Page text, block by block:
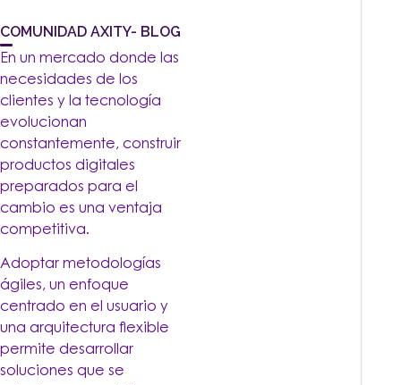
COMUNIDAD AXITY- BLOG
En un mercado donde las
necesidades de los
clientes y la tecnología
evolucionan
constantemente, construir
productos digitales
preparados para el
cambio es una ventaja
competitiva.
Adoptar metodologías
ágiles, un enfoque
centrado en el usuario y
una arquitectura flexible
permite desarrollar
soluciones que se